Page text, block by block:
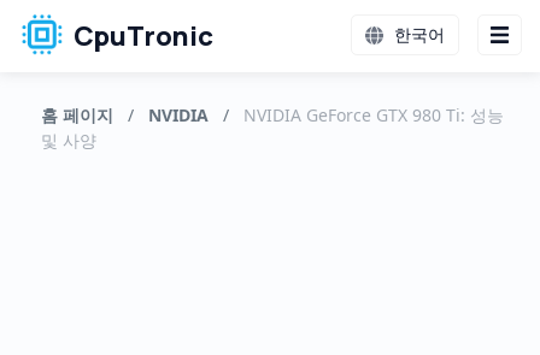
CpuTronic 한국어
홈 페이지 / NVIDIA /
NVIDIA GeForce GTX 980 Ti: 성능
및 사양